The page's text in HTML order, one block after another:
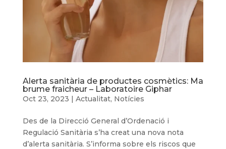
Alerta sanitària de productes cosmètics: Ma
brume fraicheur – Laboratoire Giphar
Oct 23, 2023 | Actualitat, Notícies
Des de la Direcció General d’Ordenació i
Regulació Sanitària s’ha creat una nova nota
d’alerta sanitària. S’informa sobre els riscos que